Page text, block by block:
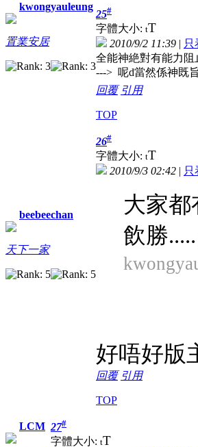
kwongyauleung
置業安居
25#
字體大小: tT
2010/9/2 11:39 | 只
全能神絶對有能力
---> 呢d當然係神既
回覆 引用
TOP
beebeechan
天下一家
26#
字體大小: tT
2010/9/3 02:42 | 只
大家都
飲勝
好唔好版
回覆 引用
TOP
LCM 27#
字體大小: tT